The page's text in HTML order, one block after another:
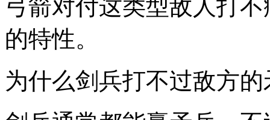
弓箭对付这类型敌人打
的特性。
为什么剑兵打不过敌方